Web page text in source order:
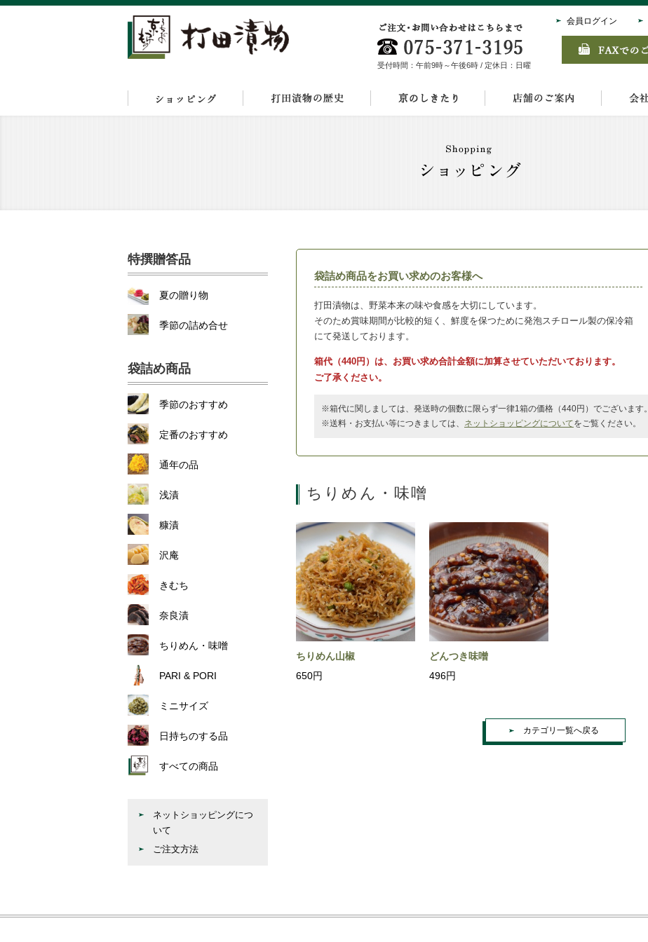
受付時間：午前9時～午後6時 / 定休日：日曜
会員ログイン
袋詰め商品をお買い求めのお客様へ
打田漬物は、野菜本来の味や食感を大切にしています。
そのため賞味期間が比較的短く、鮮度を保つために発泡スチロール製の保冷箱
にて発送しております。
箱代（440円）は、お買い求め合計金額に加算させていただいております。
ご了承ください。
※箱代に関しましては、発送時の個数に限らず一律1箱の価格（440円）でございます。
※送料・お支払い等につきましては、 ネットショッピングについてをご覧ください。
ちりめん・味噌
ちりめん山椒
650円
どんつき味噌
496円
カテゴリ一覧へ戻る
特撰贈答品
夏の贈り物
季節の詰め合せ
袋詰め商品
季節のおすすめ
定番のおすすめ
通年の品
浅漬
糠漬
沢庵
きむち
奈良漬
ちりめん・味噌
PARI & PORI
ミニサイズ
日持ちのする品
すべての商品
ネットショッピングにつ
いて
ご注文方法